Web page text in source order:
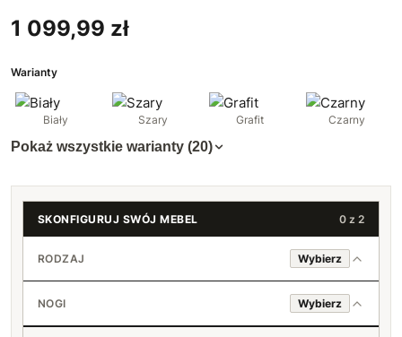
1 099,99 zł
Warianty
Biały Szary Grafit Czarny
Pokaż wszystkie warianty (20)
SKONFIGURUJ SWÓJ MEBEL 0 z 2
RODZAJ Wybierz
Basic 180 cm
NOGI Wybierz